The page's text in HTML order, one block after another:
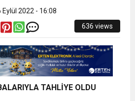
Eylül 2022 - 16:08
636 views
TAHLİYE OLDU